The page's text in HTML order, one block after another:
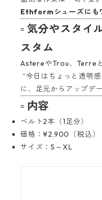
Ethformシューズにも
▫ 気分やスタイ
スタム
AstereやTrou、Terre
“今日はちょっと透明
に、足元からアップデー
▫ 内容
ベルト2本（1足分）
価格：¥2,900（税込）
サイズ：S～XL